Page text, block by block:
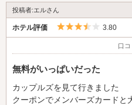
これからもシャルボンはお客
けてまいります。
ぐらこら様のまたのお越しを
ます。
このたびはどうもありがとう
ホテルシャルボ
投稿者:エルさん
ホテル評価 5つ星の
3.80
口
無料がいっぱいだった
カップルズを見て行きました
クーポンでメンバーズカードと